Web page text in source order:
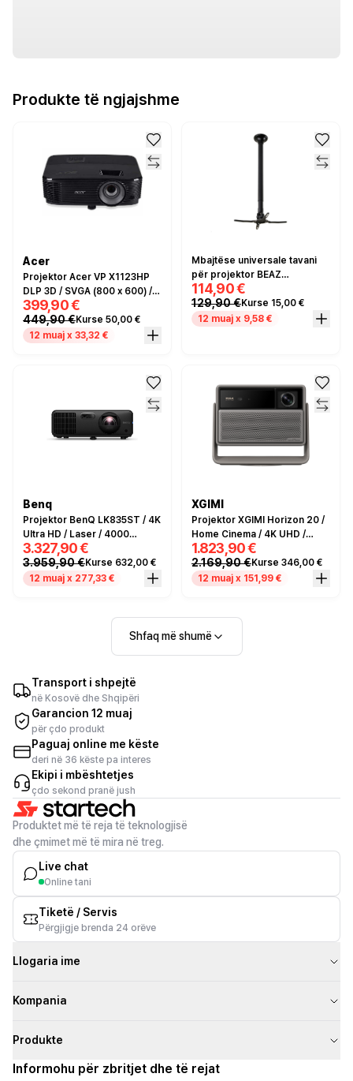
Produkte të ngjajshme
Acer
Projektor Acer VP X1123HP
DLP 3D / SVGA (800 x 600) /
4000 lumen / HDMI / 3W
speakers / e zezë
399,90 €
449,90 €Kurse 50,00 €
12 muaj x 33,32 €
Mbajtëse universale tavani
për projektor BEAZ
Neomounts BEAMER-
C350BLACK, deri në 12 kg
114,90 €
129,90 €Kurse 15,00 €
12 muaj x 9,58 €
Benq
Projektor BenQ LK835ST / 4K
Ultra HD / Laser / 4000
Lumens / HDMI- Zezë
3.327,90 €
3.959,90 €Kurse 632,00 €
12 muaj x 277,33 €
XGIMI
Projektor XGIMI Horizon 20 /
Home Cinema / 4K UHD /
3200 Lumens / Google TV /
HDMI - Gri
1.823,90 €
2.169,90 €Kurse 346,00 €
12 muaj x 151,99 €
Shfaq më shumë
Transport i shpejtë
në Kosovë dhe Shqipëri
Garancion 12 muaj
për çdo produkt
Paguaj online me këste
deri në 36 këste pa interes
Ekipi i mbështetjes
çdo sekond pranë jush
Produktet më të reja të teknologjisë
dhe çmimet më të mira në treg.
Live chat
Online tani
Tiketë / Servis
Përgjigje brenda 24 orëve
Llogaria ime
Kompania
Produkte
Informohu për zbritjet dhe të rejat